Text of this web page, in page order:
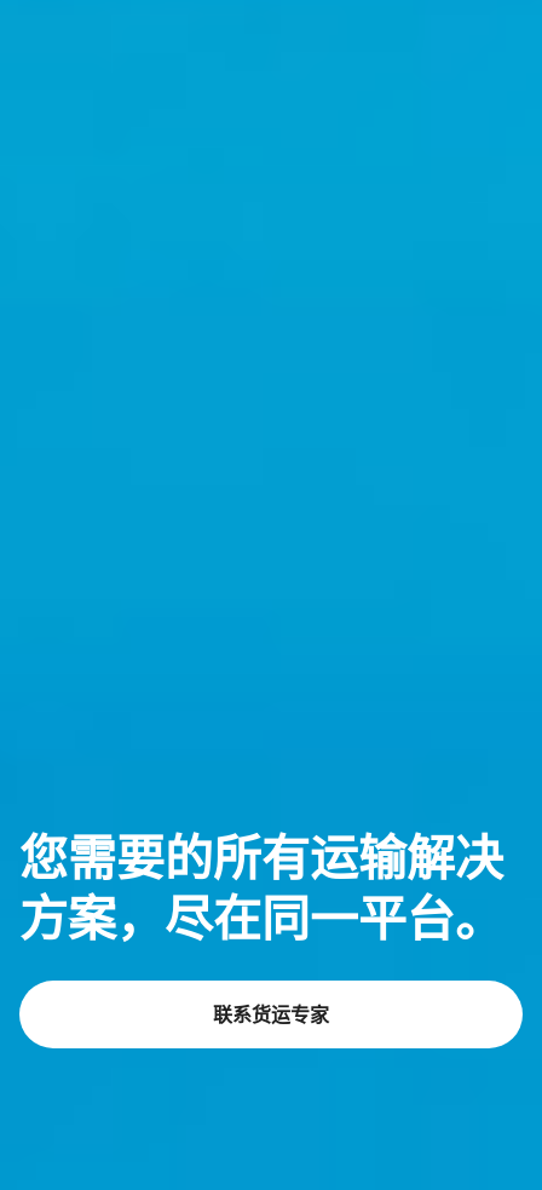
您需要的所有运输解决
方案，尽在同一平台。
联系货运专家